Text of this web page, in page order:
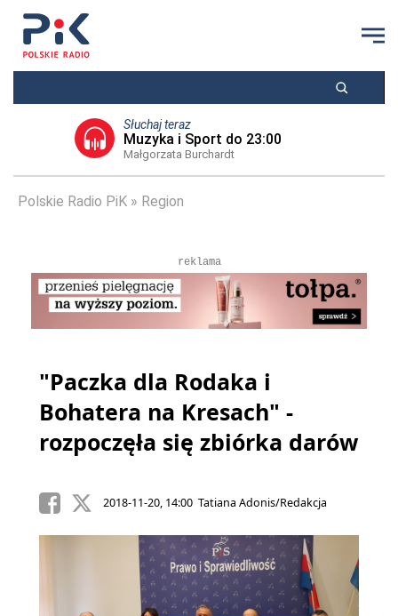
Słuchaj teraz
Muzyka i Sport do 23:00
Małgorzata Burchardt
Polskie Radio PiK Region
reklama
"Paczka dla Rodaka i
Bohatera na Kresach" -
rozpoczęła się zbiórka darów
2018-11-20, 14:00 Tatiana Adonis/Redakcja